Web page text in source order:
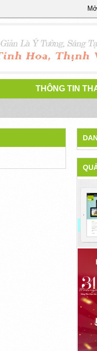
THÔNG TIN